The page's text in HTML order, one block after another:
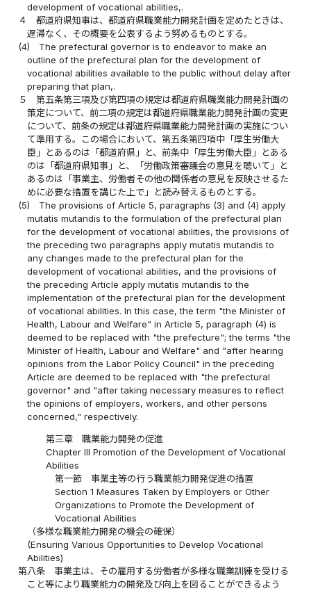
development of vocational abilities,.
４
都道府県知事は、都道府県職業能力開発計画を定めたときは、
遅滞なく、その概要を公表するよう努めるものとする。
(4)
The prefectural governor is to endeavor to make an
outline of the prefectural plan for the development of
vocational abilities available to the public without delay after
preparing that plan,.
５
第五条第三項及び第四項の規定は都道府県職業能力開発計画の
策定について、前二項の規定は都道府県職業能力開発計画の変更
について、前条の規定は都道府県職業能力開発計画の実施につい
て準用する。この場合において、第五条第四項中「厚生労働大
臣」とあるのは「都道府県」と、前条中「厚生労働大臣」とある
のは「都道府県知事」と、「労働政策審議会の意見を聴いて」と
あるのは「事業主、労働者その他の関係者の意見を反映させるた
めに必要な措置を講じた上で」と読み替えるものとする。
(5)
The provisions of Article 5, paragraphs (3) and (4) apply
mutatis mutandis to the formulation of the prefectural plan
for the development of vocational abilities, the provisions of
the preceding two paragraphs apply mutatis mutandis to
any changes made to the prefectural plan for the
development of vocational abilities, and the provisions of
the preceding Article apply mutatis mutandis to the
implementation of the prefectural plan for the development
of vocational abilities. In this case, the term "the Minister of
Health, Labour and Welfare" in Article 5, paragraph (4) is
deemed to be replaced with "the prefecture"; the terms "the
Minister of Health, Labour and Welfare" and "after hearing
opinions from the Labor Policy Council" in the preceding
Article are deemed to be replaced with "the prefectural
governor" and "after taking necessary measures to reflect
the opinions of employers, workers, and other persons
concerned," respectively.
第三章 職業能力開発の促進
Chapter III Promotion of the Development of Vocational
Abilities
第一節 事業主等の行う職業能力開発促進の措置
Section 1 Measures Taken by Employers or Other
Organizations to Promote the Development of
Vocational Abilities
（多様な職業能力開発の機会の確保）
(Ensuring Various Opportunities to Develop Vocational
Abilities)
第八条
事業主は、その雇用する労働者が多様な職業訓練を受ける
こと等により職業能力の開発及び向上を図ることができるよう